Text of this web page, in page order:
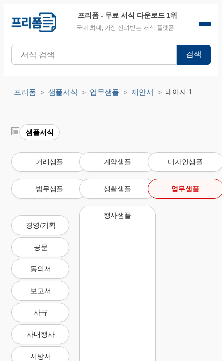
프리폼 - 무료 서식 다운로드 1위
국내 최대, 가장 신뢰받는 서식 플랫폼
검색
프리폼 샘플서식 업무샘플 제안서 페이지 1
샘플서식
거래샘플 계약샘플 디자인샘플
법무샘플 생활샘플 업무샘플
경영/기획
공문
동의서
보고서
사규
사내행사
시방서
행사샘플